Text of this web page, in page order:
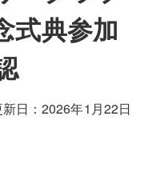
式典参加
2026年1月22日